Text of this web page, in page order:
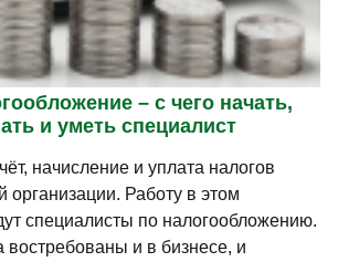
– с чего начать,
и уметь специалист
начисление и уплата налогов
Работу в этом
специалисты по налогообложению.
востребованы и в бизнесе, и